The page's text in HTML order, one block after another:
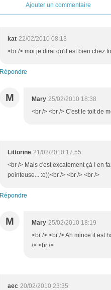
Ajouter un commentaire
kat 22/02/2010 08:13
<br /> moi je dirai qu'il est bien chez
Répondre
M Mary 25/02/2010 18:38
<br /> <br /> C'est le toit de
Littorine 21/02/2010 17:55
<br /> Mais c'est excatement çà ! en
pointeuse... :o))<br /> <br /> <br />
Répondre
M Mary 25/02/2010 18:19
<br /> <br /> Ah mince il est
/> <br />
aec 20/02/2010 23:35